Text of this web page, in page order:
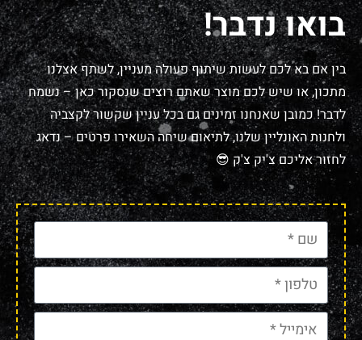
בואו נדבר!
בין אם בא לכם לעשות שיתוף פעולה מעניין, לשתף אצלנו
מתכון, או שיש לכם מוצר שאתם רוצים שנסקור כאן – נשמח
לדבר! כמובן שאנחנו זמינים גם בכל עניין שקשור לקצביה
ולחנות האונליין שלנו, לתיאום שיחה השאירו פרטים – נדאג
לחזור אליכם צ'יק צ'ק 😎